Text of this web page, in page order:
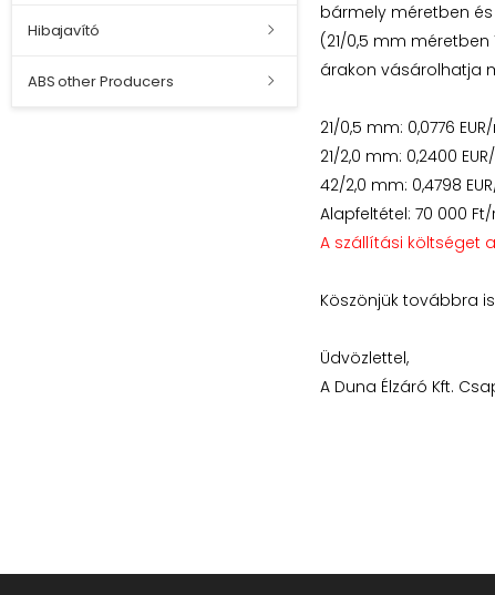
Hibajavító
ABS other Producers
bármely méretben és
(21/0,5 mm méretben
árakon vásárolhatja
21/0,5 mm: 0,0776
21/2,0 mm: 0,2400
42/2,0 mm: 0,4798
Alapfeltétel: 70 000
A szállítási költséget
Köszönjük továbbra
Üdvözlettel,
A Duna Élzáró Kft.